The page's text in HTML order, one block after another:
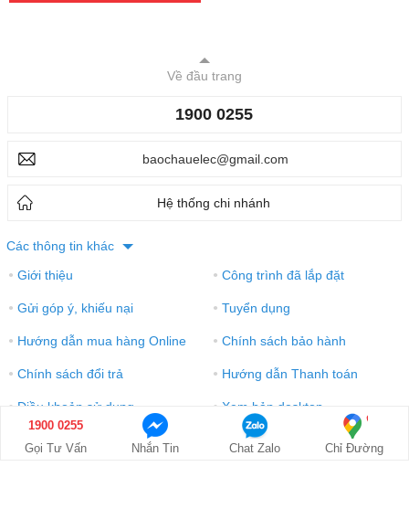
Về đầu trang
1900 0255
baochauelec@gmail.com
Hệ thống chi nhánh
Các thông tin khác
● Giới thiệu ● Công trình đã lắp đặt
● Gửi góp ý, khiếu nại ● Tuyển dụng
● Hướng dẫn mua hàng Online ● Chính sách bảo hành
● Chính sách đổi trả ● Hướng dẫn Thanh toán
● Điều khoản sử dụng ● Xem bản desktop
1900 0255
Gọi Tư Vấn
Nhắn Tin Chat Zalo Chỉ Đường